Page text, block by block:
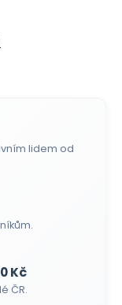
lidem od
Kč
ČR.